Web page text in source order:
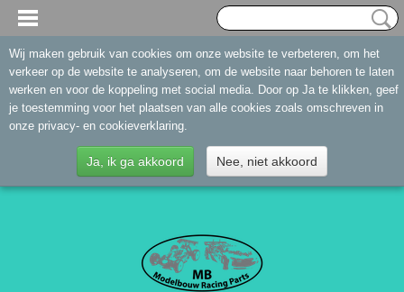
Wij maken gebruik van cookies om onze website te verbeteren, om het
verkeer op de website te analyseren, om de website naar behoren te laten
werken en voor de koppeling met social media. Door op Ja te klikken, geef
je toestemming voor het plaatsen van alle cookies zoals omschreven in
onze privacy- en cookieverklaring.
Ja, ik ga akkoord Nee, niet akkoord